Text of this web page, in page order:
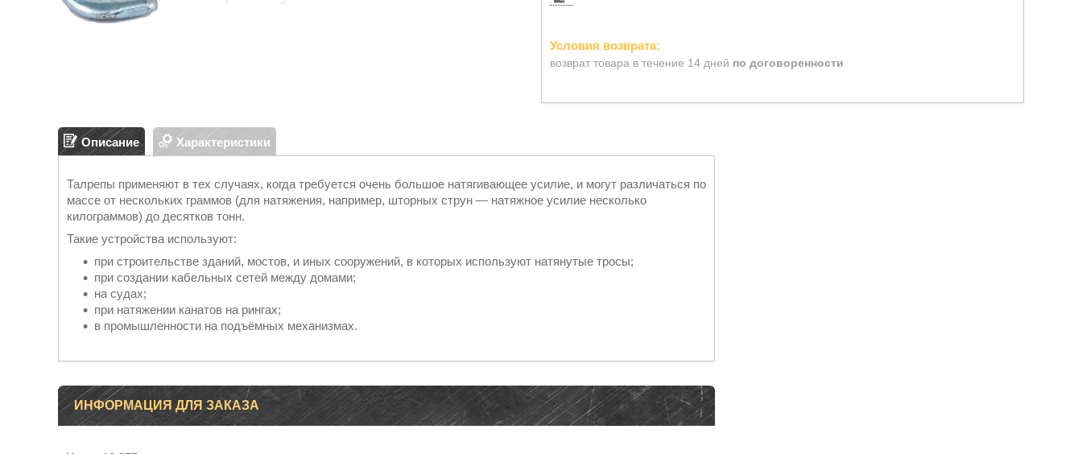
возврат товара в течение 14 дней по договоренности
Описание Характеристики
Талрепы применяют в тех случаях, когда требуется очень большое натягивающее усилие, и могут различаться по
массе от нескольких граммов (для натяжения, например, шторных струн — натяжное усилие несколько
килограммов) до десятков тонн.
Такие устройства используют:
при строительстве зданий, мостов, и иных сооружений, в которых используют натянутые тросы;
при создании кабельных сетей между домами;
на судах;
при натяжении канатов на рингах;
в промышленности на подъёмных механизмах.
ИНФОРМАЦИЯ ДЛЯ ЗАКАЗА